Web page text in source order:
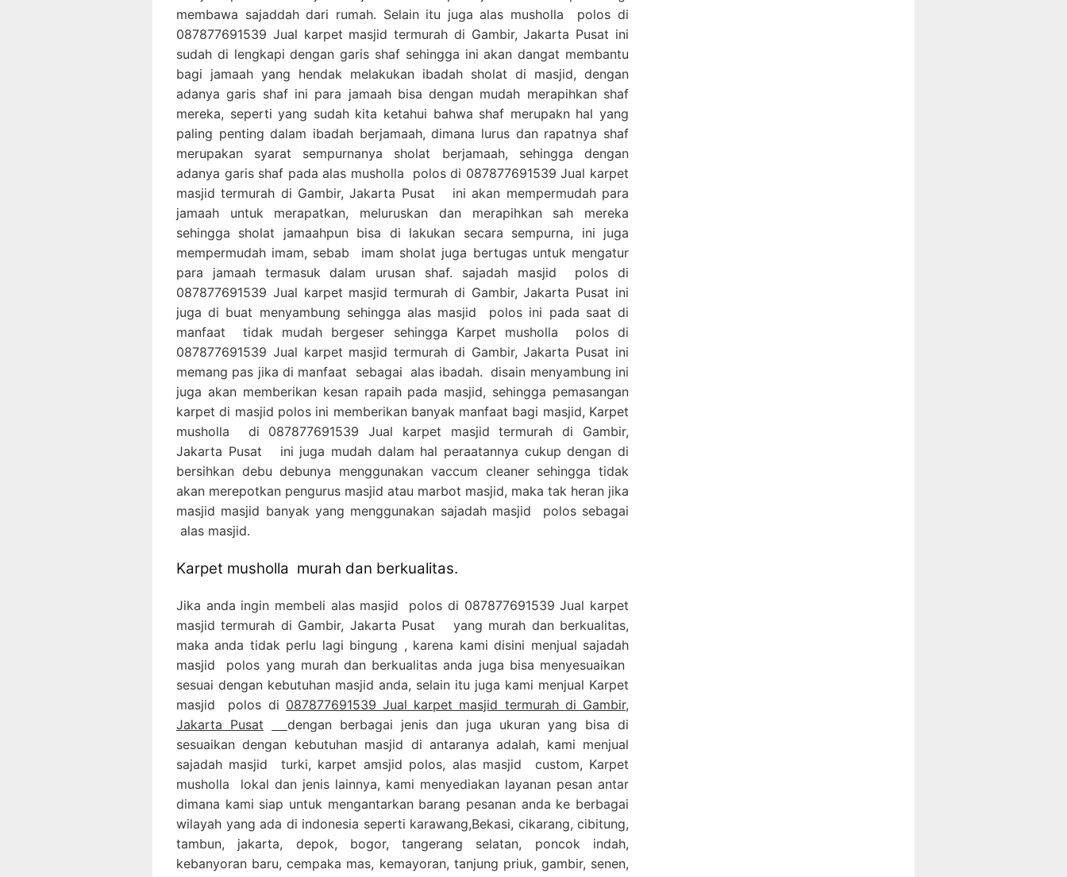
membawa sajaddah dari rumah. Selain itu juga alas musholla polos di
087877691539 Jual karpet masjid termurah di Gambir, Jakarta Pusat ini
sudah di lengkapi dengan garis shaf sehingga ini akan dangat membantu
bagi jamaah yang hendak melakukan ibadah sholat di masjid, dengan
adanya garis shaf ini para jamaah bisa dengan mudah merapihkan shaf
mereka, seperti yang sudah kita ketahui bahwa shaf merupakn hal yang
paling penting dalam ibadah berjamaah, dimana lurus dan rapatnya shaf
merupakan syarat sempurnanya sholat berjamaah, sehingga dengan
adanya garis shaf pada alas musholla polos di 087877691539 Jual karpet
masjid termurah di Gambir, Jakarta Pusat ini akan mempermudah para
jamaah untuk merapatkan, meluruskan dan merapihkan sah mereka
sehingga sholat jamaahpun bisa di lakukan secara sempurna, ini juga
mempermudah imam, sebab imam sholat juga bertugas untuk mengatur
para jamaah termasuk dalam urusan shaf. sajadah masjid polos di
087877691539 Jual karpet masjid termurah di Gambir, Jakarta Pusat ini
juga di buat menyambung sehingga alas masjid polos ini pada saat di
manfaat tidak mudah bergeser sehingga Karpet musholla polos di
087877691539 Jual karpet masjid termurah di Gambir, Jakarta Pusat ini
memang pas jika di manfaat sebagai alas ibadah. disain menyambung ini
juga akan memberikan kesan rapaih pada masjid, sehingga pemasangan
karpet di masjid polos ini memberikan banyak manfaat bagi masjid, Karpet
musholla di 087877691539 Jual karpet masjid termurah di Gambir,
Jakarta Pusat ini juga mudah dalam hal peraatannya cukup dengan di
bersihkan debu debunya menggunakan vaccum cleaner sehingga tidak
akan merepotkan pengurus masjid atau marbot masjid, maka tak heran jika
masjid masjid banyak yang menggunakan sajadah masjid polos sebagai
alas masjid.
Karpet musholla murah dan berkualitas.
Jika anda ingin membeli alas masjid polos di 087877691539 Jual karpet
masjid termurah di Gambir, Jakarta Pusat yang murah dan berkualitas,
maka anda tidak perlu lagi bingung , karena kami disini menjual sajadah
masjid polos yang murah dan berkualitas anda juga bisa menyesuaikan
sesuai dengan kebutuhan masjid anda, selain itu juga kami menjual Karpet
masjid polos di 087877691539 Jual karpet masjid termurah di Gambir,
Jakarta Pusat
dengan berbagai jenis dan juga ukuran yang bisa di
sesuaikan dengan kebutuhan masjid di antaranya adalah, kami menjual
sajadah masjid turki, karpet amsjid polos, alas masjid custom, Karpet
musholla lokal dan jenis lainnya, kami menyediakan layanan pesan antar
dimana kami siap untuk mengantarkan barang pesanan anda ke berbagai
wilayah yang ada di indonesia seperti karawang,Bekasi, cikarang, cibitung,
tambun, jakarta, depok, bogor, tangerang selatan, poncok indah,
kebanyoran baru, cempaka mas, kemayoran, tanjung priuk, gambir, senen,